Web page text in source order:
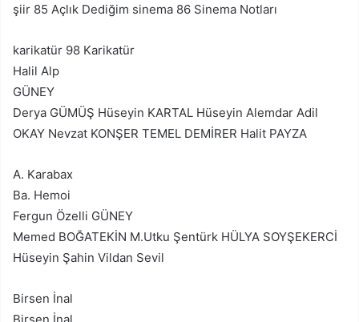
şiir 85 Açlık Dediğim sinema 86 Sinema Notları
karikatür 98 Karikatür
Halil Alp
GÜNEY
Derya GÜMÜŞ Hüseyin KARTAL Hüseyin Alemdar Adil
OKAY Nevzat KONŞER TEMEL DEMİRER Halit PAYZA
A. Karabax
Ba. Hemoi
Fergun Özelli GÜNEY
Memed BOĞATEKİN M.Utku Şentürk HÜLYA SOYŞEKERCİ
Hüseyin Şahin Vildan Sevil
Birsen İnal